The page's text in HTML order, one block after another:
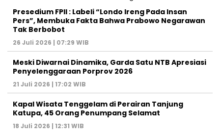
Presedium FPII : Labeli “Londo Ireng Pada Insan
Pers”, Membuka Fakta Bahwa Prabowo Negarawan
Tak Berbobot
26 Juli 2026 | 07:29 WIB
Meski Diwarnai Dinamika, Garda Satu NTB Apresiasi
Penyelenggaraan Porprov 2026 ‎
21 Juli 2026 | 17:02 WIB
Kapal Wisata Tenggelam di Perairan Tanjung
Katupa, 45 Orang Penumpang Selamat
18 Juli 2026 | 12:31 WIB